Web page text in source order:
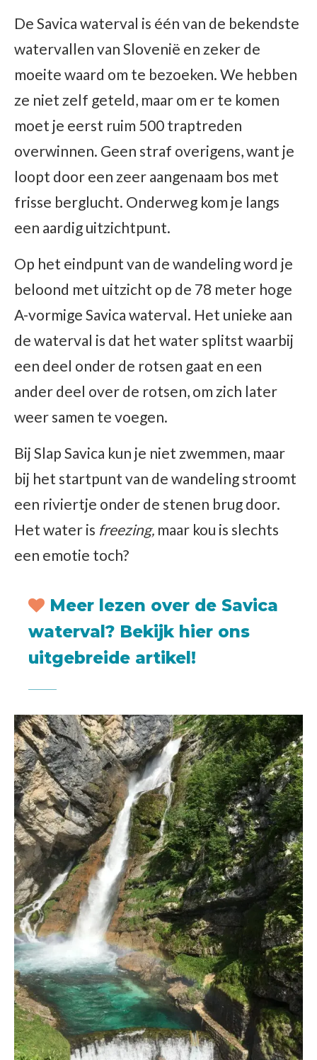
De Savica waterval is één van de bekendste
watervallen van Slovenië en zeker de
moeite waard om te bezoeken. We hebben
ze niet zelf geteld, maar om er te komen
moet je eerst ruim 500 traptreden
overwinnen. Geen straf overigens, want je
loopt door een zeer aangenaam bos met
frisse berglucht. Onderweg kom je langs
een aardig uitzichtpunt.
Op het eindpunt van de wandeling word je
beloond met uitzicht op de 78 meter hoge
A-vormige Savica waterval. Het unieke aan
de waterval is dat het water splitst waarbij
een deel onder de rotsen gaat en een
ander deel over de rotsen, om zich later
weer samen te voegen.
Bij Slap Savica kun je niet zwemmen, maar
bij het startpunt van de wandeling stroomt
een riviertje onder de stenen brug door.
Het water is freezing, maar kou is slechts
een emotie toch?
Meer lezen over de Savica
waterval? Bekijk hier ons
uitgebreide artikel!